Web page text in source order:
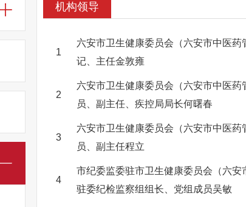
机构领导
1
六安市卫生健康委员会（六安市中医
记、主任金敦雍
2
六安市卫生健康委员会（六安市中医
员、副主任、疾控局局长何曙春
3
六安市卫生健康委员会（六安市中医
员、副主任程立
4
市纪委监委驻市卫生健康委员会（六安
驻委纪检监察组组长、党组成员吴敏